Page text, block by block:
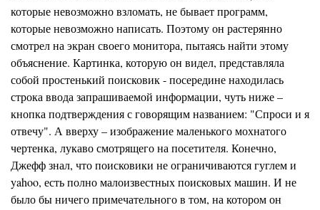
которые невозможно взломать, не бывает программ,
которые невозможно написать. Поэтому он растерянно
смотрел на экран своего монитора, пытаясь найти этому
объяснение. Картинка, которую он видел, представляла
собой простенький поисковик - посередине находилась
строка ввода запрашиваемой информации, чуть ниже –
кнопка подтверждения с говорящим названием: "Спроси и я
отвечу". А вверху – изображение маленького мохнатого
чертенка, лукаво смотрящего на посетителя. Конечно,
Джефф знал, что поисковики не ограничиваются гуглем и
yahoo, есть полно малоизвестных поисковых машин. И не
было бы ничего примечательного в том, на котором он